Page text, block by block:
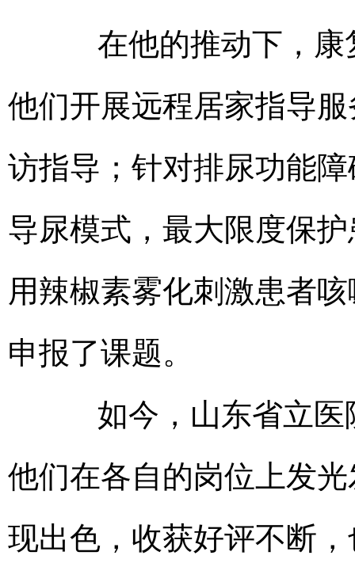
在他的推动下，康
他们开展远程居家指导
访指导；针对排尿功能
导尿模式，最大限度保
用辣椒素雾化刺激患者
申报了课题。
如今，山东省立医
他们在各自的岗位上发
现出色，收获好评不断